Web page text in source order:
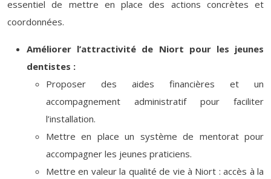
essentiel de mettre en place des actions concrètes et
coordonnées.
Améliorer l’attractivité de Niort pour les jeunes
dentistes :
Proposer des aides financières et un
accompagnement administratif pour faciliter
l’installation.
Mettre en place un système de mentorat pour
accompagner les jeunes praticiens.
Mettre en valeur la qualité de vie à Niort : accès à la